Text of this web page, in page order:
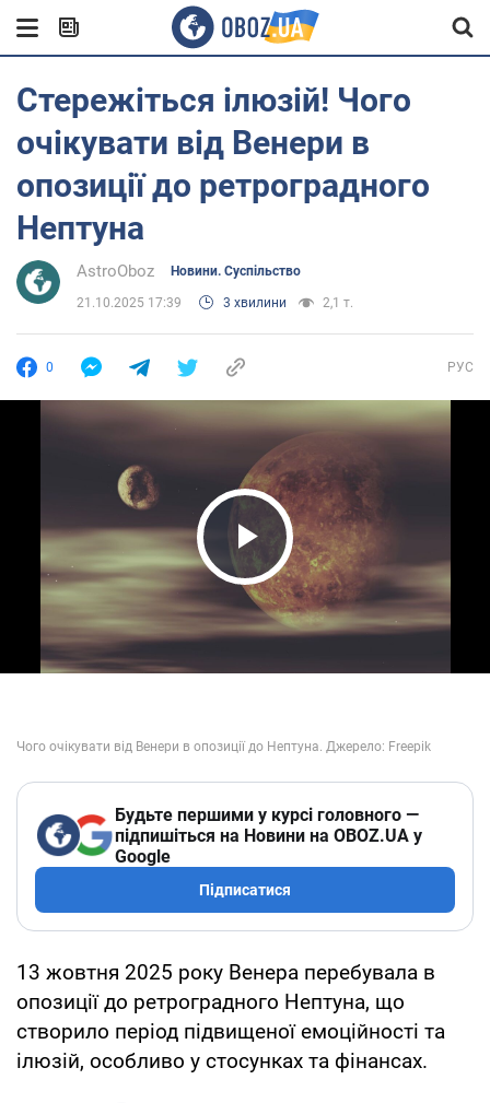
Стережіться ілюзій! Чого
очікувати від Венери в
опозиції до ретроградного
Нептуна
AstroOboz Новини. Суспільство
21.10.2025 17:39 3 хвилини 2,1 т.
0 РУС
Play Video
Будьте першими у курсі головного —
підпишіться на Новини на OBOZ.UA у
Google
Підписатися
13 жовтня 2025 року Венера перебувала в
опозиції до ретроградного Нептуна, що
створило період підвищеної емоційності та
ілюзій, особливо у стосунках та фінансах.